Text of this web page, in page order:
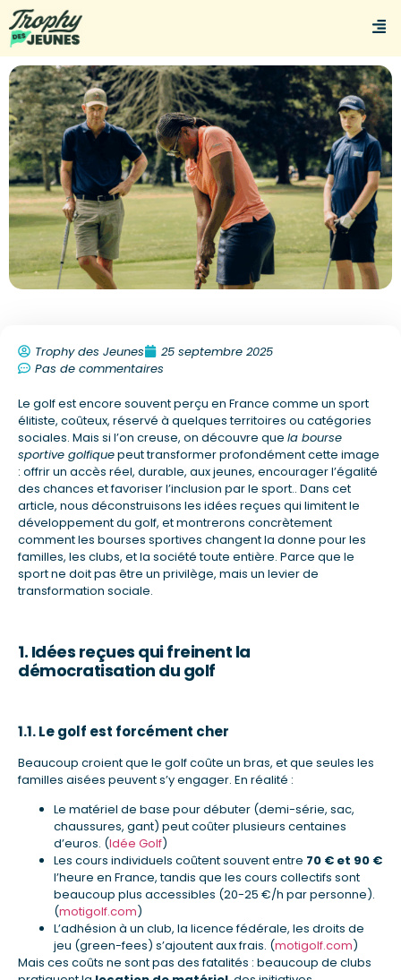
Trophy des Jeunes
25 septembre 2025
Pas de commentaires
Le golf est encore souvent perçu en France comme un sport
élitiste, coûteux, réservé à quelques territoires ou catégories
sociales. Mais si l’on creuse, on découvre que la bourse
sportive golfiquepeut transformer profondément cette image
: offrir un accès réel, durable, aux jeunes, encourager l’égalité
des chances et favoriser l’inclusion par le sport.. Dans cet
article, nous déconstruisons les idées reçues qui limitent le
développement du golf, et montrerons concrètement
comment les bourses sportives changent la donne pour les
familles, les clubs, et la société toute entière. Parce que le
sport ne doit pas être un privilège, mais un levier de
transformation sociale.
1. Idées reçues qui freinent la
démocratisation du golf
1.1. Le golf est forcément cher
Beaucoup croient que le golf coûte un bras, et que seules les
familles aisées peuvent s’y engager. En réalité :
Le matériel de base pour débuter (demi-série, sac,
chaussures, gant) peut coûter plusieurs centaines
d’euros. (Idée Golf)
Les cours individuels coûtent souvent entre 70 € et 90 €
l’heure en France, tandis que les cours collectifs sont
beaucoup plus accessibles (20-25 €/h par personne).
(motigolf.com)
L’adhésion à un club, la licence fédérale, les droits de
jeu (green-fees) s’ajoutent aux frais. (motigolf.com)
Mais ces coûts ne sont pas des fatalités : beaucoup de clubs